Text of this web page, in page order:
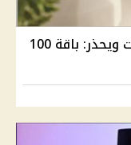
برلماني يطالب بتحسين جودة الإنترنت ويحذر: باقة 100